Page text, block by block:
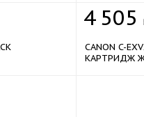
4 505
CANON C-
КАРТРИДЖ